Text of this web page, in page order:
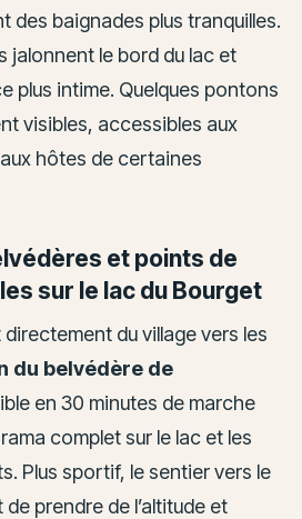
des baignades plus tranquilles.
jalonnent le bord du lac et
plus intime. Quelques pontons
visibles, accessibles aux
hôtes de certaines
et points de
sur le lac du Bourget
du village vers les
du belvédère de
en 30 minutes de marche
complet sur le lac et les
Plus sportif, le sentier vers le
prendre de l’altitude et